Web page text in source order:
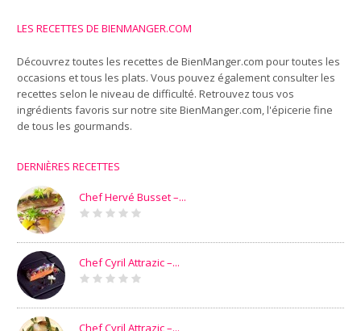
LES RECETTES DE BIENMANGER.COM
Découvrez toutes les recettes de BienManger.com pour toutes les
occasions et tous les plats. Vous pouvez également consulter les
recettes selon le niveau de difficulté. Retrouvez tous vos
ingrédients favoris sur notre siteBienManger.com, l'épicerie fine
de tous les gourmands.
DERNIÈRES RECETTES
Chef Hervé Busset –...
Chef Cyril Attrazic –...
Chef Cyril Attrazic –...